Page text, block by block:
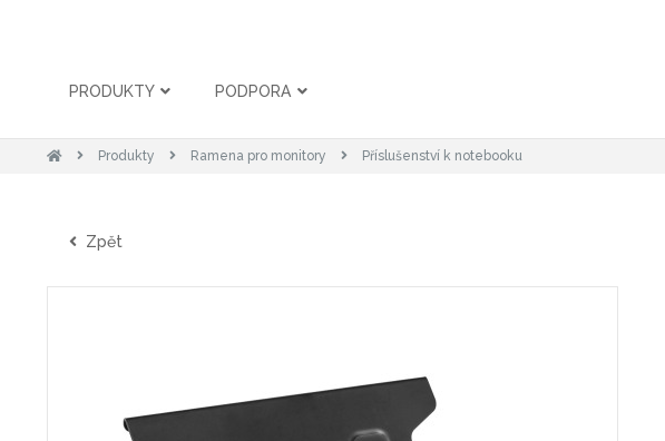
PRODUKTY PODPORA
Produkty Ramena pro monitory Příslušenství k notebooku
Zpět